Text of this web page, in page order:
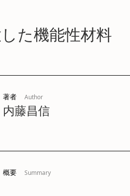
た機能性材料
著者 Author
内藤昌信
概要 Summary